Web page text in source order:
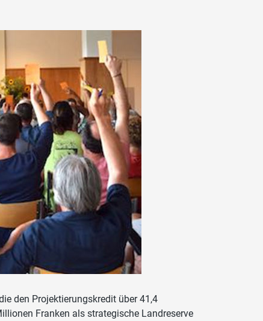
den Projektierungskredit über 41,4
Franken als strategische Landreserve